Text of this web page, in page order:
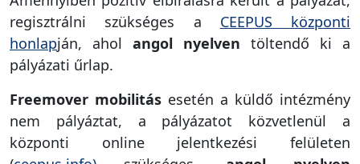
regisztrálni szükséges aCEEPUS központi
honlapján, aholangol nyelventöltendő ki a
pályázati űrlap.
Freemover mobilitás
esetén a küldő intézmény
nem pályáztat, a pályázatot közvetlenül a
központi online jelentkezési felületen
(ceepus.info) szükséges,angol nyelven